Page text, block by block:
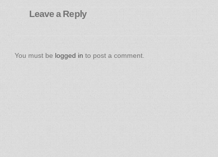
Leave a Reply
You must be logged in to post a comment.